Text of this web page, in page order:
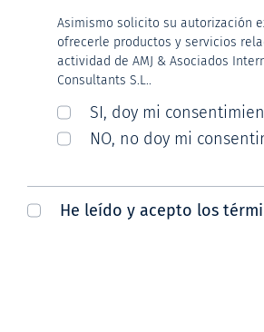
Asimismo solicito su autorización
ofrecerle productos y servicios
actividad de AMJ & Asociados
Consultants S.L..
SI, doy mi
NO, no doy mi
He leído y acepto los